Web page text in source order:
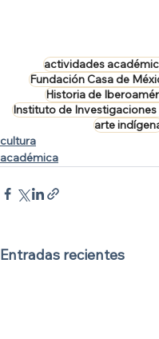
actividades
Fundación Casa de
Historia de
Instituto de Investigaciones
arte
cultura
académica
Entradas recientes